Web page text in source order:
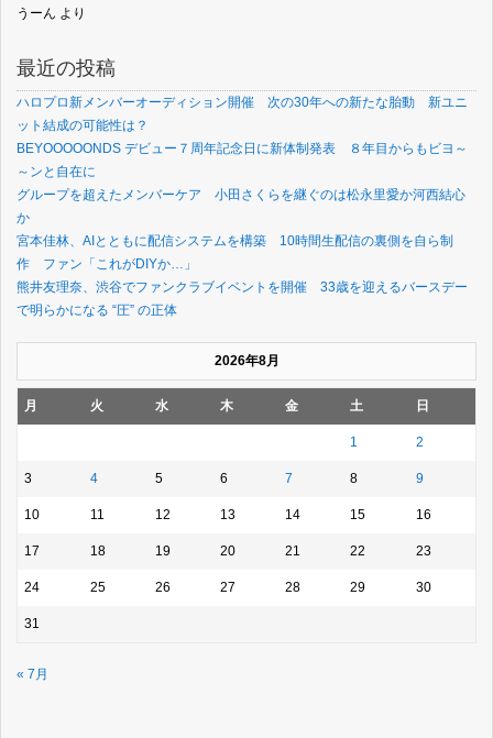
うーん より
最近の投稿
ハロプロ新メンバーオーディション開催 次の30年への新たな胎動 新ユニ
ット結成の可能性は？
BEYOOOOONDS デビュー７周年記念日に新体制発表 ８年目からもビヨ～
～ンと自在に
グループを超えたメンバーケア 小田さくらを継ぐのは松永里愛か河西結心
か
宮本佳林、AIとともに配信システムを構築 10時間生配信の裏側を自ら制
作 ファン「これがDIYか…」
熊井友理奈、渋谷でファンクラブイベントを開催 33歳を迎えるバースデー
で明らかになる “圧” の正体
2026年8月
月 火 水 木 金 土 日
1 2
3 4 5 6 7 8 9
10 11 12 13 14 15 16
17 18 19 20 21 22 23
24 25 26 27 28 29 30
31
« 7月